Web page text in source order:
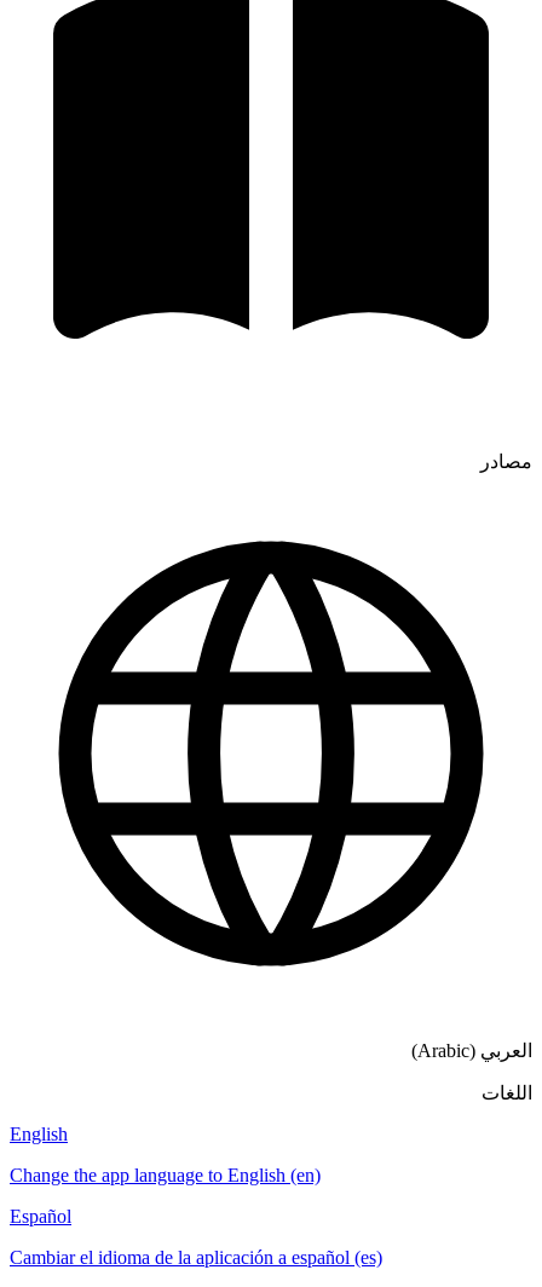
Change the app language to English (en)
Cambiar el idioma de la aplicación a